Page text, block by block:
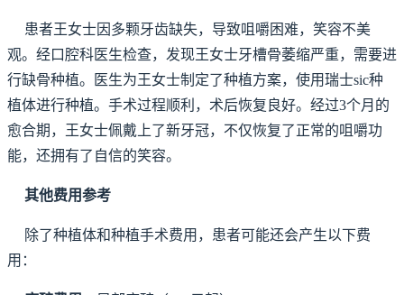
患者王女士因多颗牙齿缺失，导致咀嚼困难，笑容不美
观。经口腔科医生检查，发现王女士牙槽骨萎缩严重，需要进
行缺骨种植。医生为王女士制定了种植方案，使用瑞士sic种
植体进行种植。手术过程顺利，术后恢复良好。经过3个月的
愈合期，王女士佩戴上了新牙冠，不仅恢复了正常的咀嚼功
能，还拥有了自信的笑容。
其他费用参考
除了种植体和种植手术费用，患者可能还会产生以下费
用：